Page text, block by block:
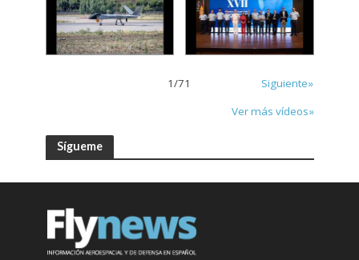
1/71
Siguiente»
Ver más vídeos»
Sígueme